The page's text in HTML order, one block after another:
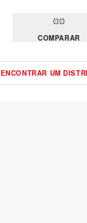
COMPARAR
ENCONTRAR UM